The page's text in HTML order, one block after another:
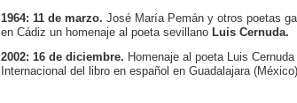
1964: 11 de marzo. José María Pemán y otros poetas
en Cádiz un homenaje al poeta sevillano Luis Cernuda.
2002: 16 de diciembre. Homenaje al poeta Luis
Internacional del libro en español en Guadalajara